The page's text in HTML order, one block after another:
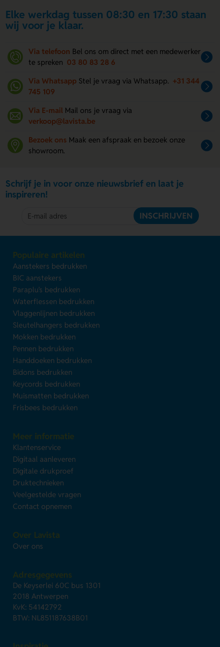
Elke werkdag tussen 08:30 en 17:30 staan
wij voor je klaar.
Via telefoon Bel ons om direct met een medewerker
te spreken 03 80 83 28 6
Via Whatsapp Stel je vraag via Whatsapp. +31 344
745 109
Via E-mail Mail ons je vraag via
verkoop@lavista.be
Bezoek ons Maak een afspraak en bezoek onze
showroom.
Schrijf je in voor onze nieuwsbrief en laat je
inspireren!
INSCHRIJVEN
Populaire artikelen
Aanstekers bedrukken
BIC aanstekers
Paraplu's bedrukken
Waterflessen bedrukken
Vlaggenlijnen bedrukken
Sleutelhangers bedrukken
Mokken bedrukken
Pennen bedrukken
Handdoeken bedrukken
Bidons bedrukken
Keycords bedrukken
Muismatten bedrukken
Frisbees bedrukken
Meer informatie
Klantenservice
Digitaal aanleveren
Digitale drukproef
Druktechnieken
Veelgestelde vragen
Contact opnemen
Over Lavista
Over ons
Adresgegevens
De Keyserlei 60C bus 1301
2018 Antwerpen
KvK: 54142792
BTW: NL851187638B01